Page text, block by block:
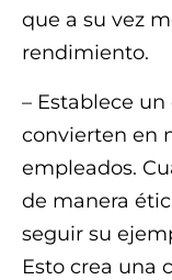
que a su vez
rendimiento.
– Establece
convierten en
empleados.
de manera
seguir su
Esto crea una